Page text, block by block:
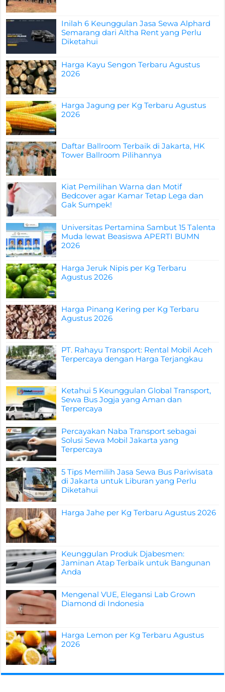
Inilah 6 Keunggulan Jasa Sewa Alphard
Semarang dari Altha Rent yang Perlu
Diketahui
Harga Kayu Sengon Terbaru Agustus
2026
Harga Jagung per Kg Terbaru Agustus
2026
Daftar Ballroom Terbaik di Jakarta, HK
Tower Ballroom Pilihannya
Kiat Pemilihan Warna dan Motif
Bedcover agar Kamar Tetap Lega dan
Gak Sumpek!
Universitas Pertamina Sambut 15 Talenta
Muda lewat Beasiswa APERTI BUMN
2026
Harga Jeruk Nipis per Kg Terbaru
Agustus 2026
Harga Pinang Kering per Kg Terbaru
Agustus 2026
PT. Rahayu Transport: Rental Mobil Aceh
Terpercaya dengan Harga Terjangkau
Ketahui 5 Keunggulan Global Transport,
Sewa Bus Jogja yang Aman dan
Terpercaya
Percayakan Naba Transport sebagai
Solusi Sewa Mobil Jakarta yang
Terpercaya
5 Tips Memilih Jasa Sewa Bus Pariwisata
di Jakarta untuk Liburan yang Perlu
Diketahui
Harga Jahe per Kg Terbaru Agustus 2026
Keunggulan Produk Djabesmen:
Jaminan Atap Terbaik untuk Bangunan
Anda
Mengenal VUE, Elegansi Lab Grown
Diamond di Indonesia
Harga Lemon per Kg Terbaru Agustus
2026